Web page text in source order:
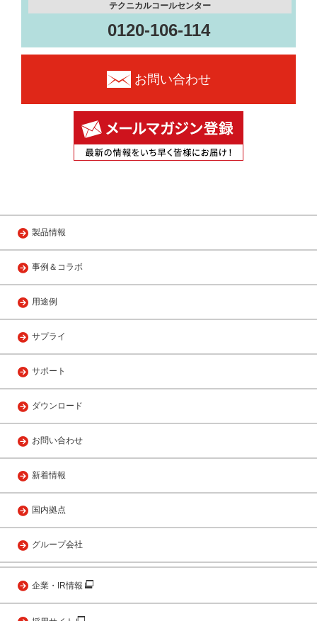
テクニカルコールセンター
0120-106-114
お問い合わせ
製品情報
事例＆コラボ
用途例
サプライ
サポート
ダウンロード
お問い合わせ
新着情報
国内拠点
グループ会社
企業・IR情報